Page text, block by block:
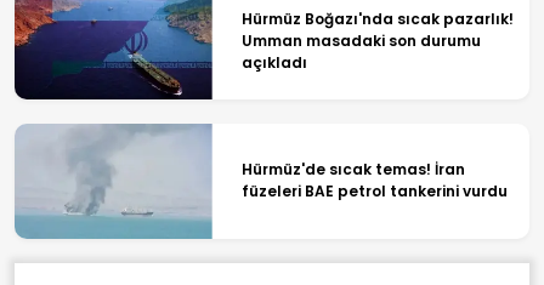
Hürmüz Boğazı'nda sıcak pazarlık!
Umman masadaki son durumu
açıkladı
Hürmüz'de sıcak temas! İran
füzeleri BAE petrol tankerini vurdu